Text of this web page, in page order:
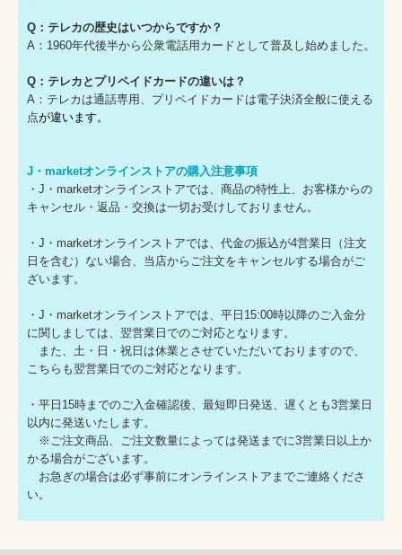
Q：テレカの歴史はいつからですか？
A：1960年代後半から公衆電話用カードとして普及し始めました。
Q：テレカとプリペイドカードの違いは？
A：テレカは通話専用、プリペイドカードは電子決済全般に使える
点が違います。
J・marketオンラインストアの購入注意事項
・J・marketオンラインストアでは、商品の特性上、お客様からの
キャンセル・返品・交換は一切お受けしておりません。
・J・marketオンラインストアでは、代金の振込が4営業日（注文
日を含む）ない場合、当店からご注文をキャンセルする場合がご
ざいます。
・J・marketオンラインストアでは、平日15:00時以降のご入金分
に関しましては、翌営業日でのご対応となります。
また、土・日・祝日は休業とさせていただいておりますので、
こちらも翌営業日でのご対応となります。
・平日15時までのご入金確認後、最短即日発送、遅くとも3営業日
以内に発送いたします。
※ご注文商品、ご注文数量によっては発送までに3営業日以上か
かる場合がございます。
お急ぎの場合は必ず事前にオンラインストアまでご連絡くださ
い。